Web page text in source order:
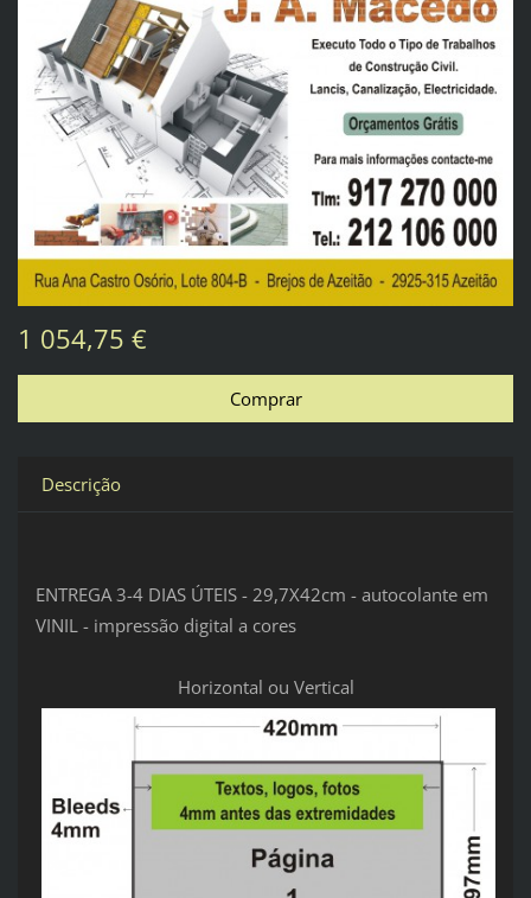
1 054,75 €
Descrição
ENTREGA 3-4 DIAS ÚTEIS - 29,7X42cm - autocolante em
VINIL - impressão digital a cores
Horizontal ou Vertical